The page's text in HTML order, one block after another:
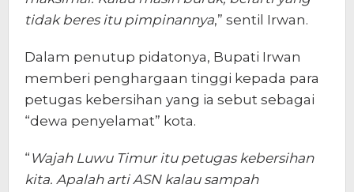
tidak beres itu pimpinannya,” sentil Irwan.
Dalam penutup pidatonya, Bupati Irwan
memberi penghargaan tinggi kepada para
petugas kebersihan yang ia sebut sebagai
“dewa penyelamat” kota.
“ Wajah Luwu Timur itu petugas kebersihan
kita. Apalah arti ASN kalau sampah